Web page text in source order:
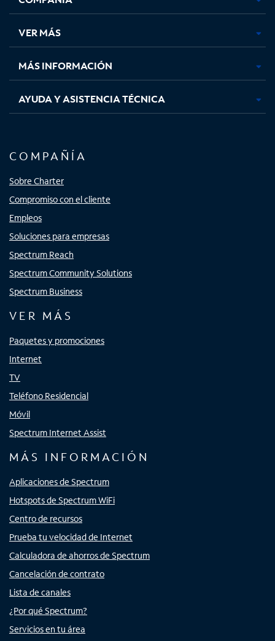
en
pestaña
nueva
en
pestaña
nueva
en
pestaña
nueva
en
nueva
VER MÁS
MÁS INFORMACIÓN
AYUDA Y ASISTENCIA TÉCNICA
COMPAÑÍA
Sobre Charter
Compromiso con el cliente
Empleos
Soluciones para empresas
Spectrum Reach
Spectrum Community Solutions
Spectrum Business
VER MÁS
Paquetes y promociones
Internet
TV
Teléfono Residencial
Móvil
Spectrum Internet Assist
MÁS INFORMACIÓN
Aplicaciones de Spectrum
Hotspots de Spectrum WiFi
Centro de recursos
Prueba tu velocidad de Internet
Calculadora de ahorros de Spectrum
Cancelación de contrato
Lista de canales
¿Por qué Spectrum?
Servicios en tu área